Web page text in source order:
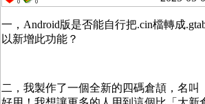
0 0
一，Android版是否能自行把.cin檔轉成
以新增此功能？
二，我製作了一個全新的四碼倉頡，名叫